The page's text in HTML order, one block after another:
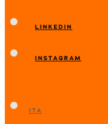
LINKEDIN
INSTAGRAM
ITA